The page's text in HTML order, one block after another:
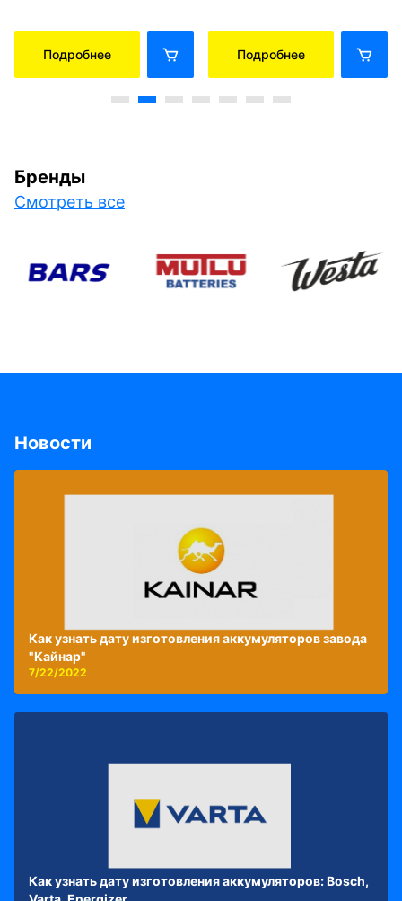
Подробнее Подробнее
Бренды
Смотреть все
Новости
Как узнать дату изготовления аккумуляторов завода
"Кайнар"
7/22/2022
Как узнать дату изготовления аккумуляторов: Bosch,